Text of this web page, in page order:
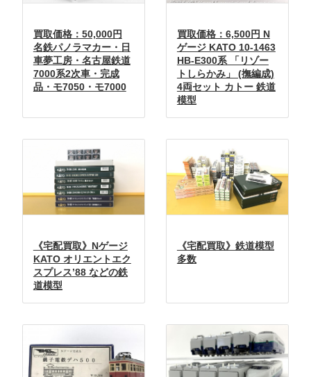
買取価格：50,000円
名鉄パノラマカー・日
車夢工房・名古屋鉄道
7000系2次車・完成
品・モ7050・モ7000
買取価格：6,500円 N
ゲージ KATO 10-1463
HB-E300系 「リゾー
トしらかみ」 (撫編成)
4両セット カトー 鉄道
模型
《宅配買取》Nゲージ
KATO オリエントエク
スプレス’88 などの鉄
道模型
《宅配買取》鉄道模型
多数